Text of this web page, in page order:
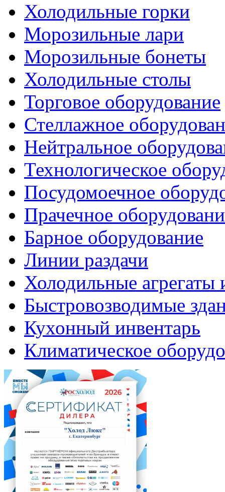
Холодильные горки
Морозильные лари
Морозильные бонеты
Холодильные столы
Торговое оборудование
Стеллажное
Нейтральное
Технологическое
Посудомоечное
Прачечное
Барное оборудование
Линии раздачи
Холодильные агрегаты
Быстровозводимые
Кухонный инвентарь
Климатическое